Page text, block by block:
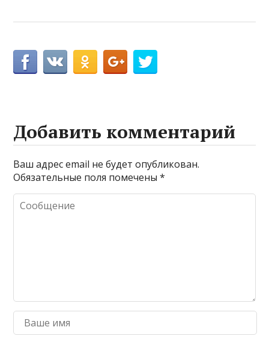
Добавить комментарий
Ваш адрес email не будет опубликован.
Обязательные поля помечены*